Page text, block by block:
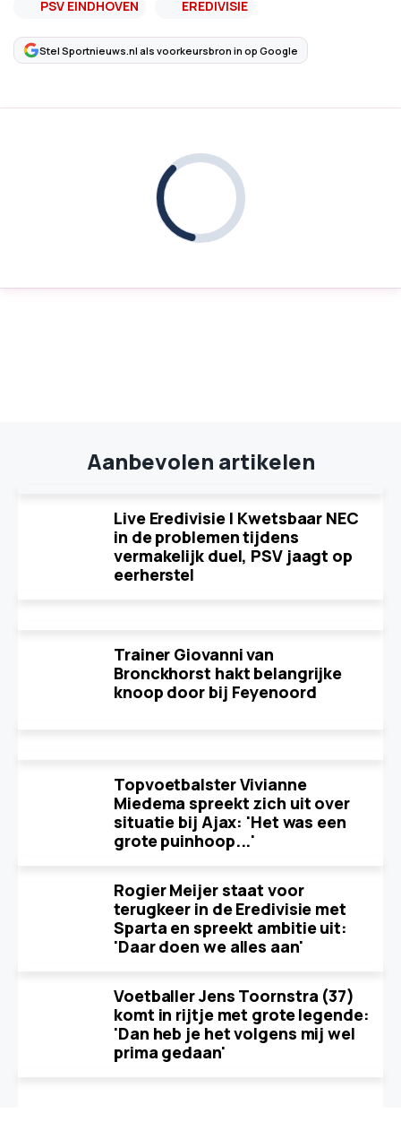
PSV EINDHOVEN
EREDIVISIE
Stel Sportnieuws.nl als voorkeursbron in op Google
Aanbevolen artikelen
Live Eredivisie | Kwetsbaar NEC
in de problemen tijdens
vermakelijk duel, PSV jaagt op
eerherstel
Trainer Giovanni van
Bronckhorst hakt belangrijke
knoop door bij Feyenoord
Topvoetbalster Vivianne
Miedema spreekt zich uit over
situatie bij Ajax: 'Het was een
grote puinhoop...'
Rogier Meijer staat voor
terugkeer in de Eredivisie met
Sparta en spreekt ambitie uit:
'Daar doen we alles aan'
Voetballer Jens Toornstra (37)
komt in rijtje met grote legende:
'Dan heb je het volgens mij wel
prima gedaan'